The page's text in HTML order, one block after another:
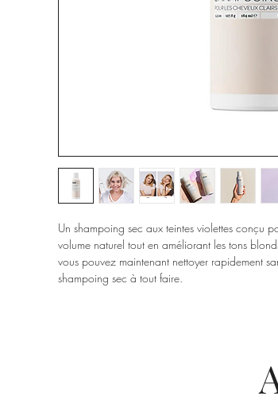
Un shampoing sec aux teintes violettes conçu
volume naturel tout en améliorant les tons
vous pouvez maintenant nettoyer rapidement
shampoing sec à tout faire.